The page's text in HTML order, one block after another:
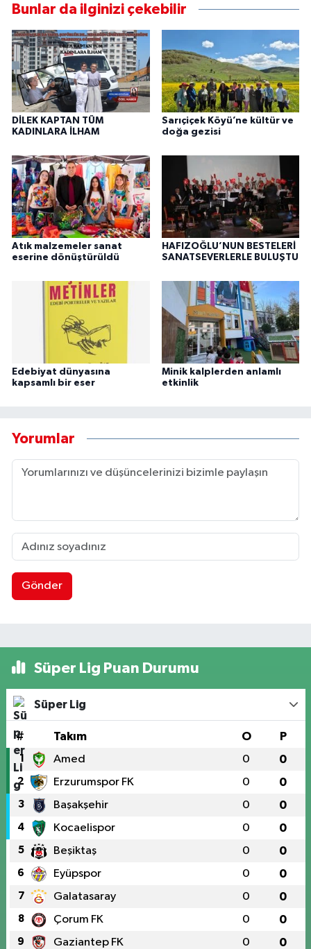
Bunlar da ilginizi çekebilir
DİLEK KAPTAN TÜM
KADINLARA İLHAM
Sarıçiçek Köyü’ne kültür ve
doğa gezisi
Atık malzemeler sanat
eserine dönüştürüldü
HAFIZOĞLU’NUN BESTELERİ
SANATSEVERLERLE BULUŞTU
Edebiyat dünyasına
kapsamlı bir eser
Minik kalplerden anlamlı
etkinlik
Yorumlar
Gönder
Süper Lig Puan Durumu
Süper Lig
# Takım O P
1 Amed 0 0
2 Erzurumspor FK 0 0
3 Başakşehir 0 0
4 Kocaelispor 0 0
5 Beşiktaş 0 0
6 Eyüpspor 0 0
7 Galatasaray 0 0
8 Çorum FK 0 0
9 Gaziantep FK 0 0